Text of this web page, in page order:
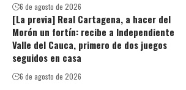
6 de agosto de 2026
[La previa] Real Cartagena, a hacer del
Morón un fortín: recibe a Independiente
Valle del Cauca, primero de dos juegos
seguidos en casa
6 de agosto de 2026